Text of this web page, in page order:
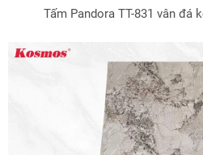
Tấm Pandora TT-831 vân đá